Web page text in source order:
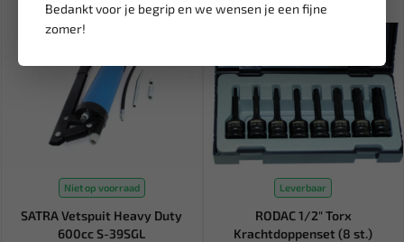
Bedankt voor je begrip en we wensen je een fijne
zomer!
Niet op voorraad
SATRA Vetspuit Heavy Duty
600cc S-39SGL
SALE!
Leverbaar
RODAC 1/2" Torx
Krachtdoppenset (8 st.)